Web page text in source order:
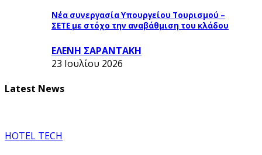
Νέα συνεργασία Υπουργείου Τουρισμού –
ΣΕΤΕ με στόχο την αναβάθμιση του κλάδου
ΕΛΕΝΗ ΣΑΡΑΝΤΑΚΗ
23 Ιουλίου 2026
Latest News
HOTEL TECH